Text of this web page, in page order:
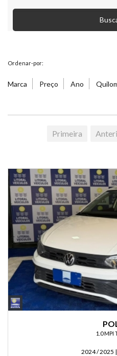
Ordenar-por:
Marca Preço Ano
Primeira
1.0 MPI
2024 / 2025 |